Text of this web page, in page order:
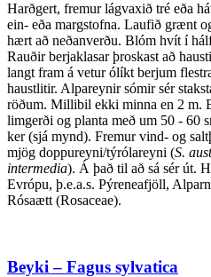
Harðgert, fremur lágvaxið tré eða
ein- eða margstofna. Laufið grænt
hært að neðanverðu. Blóm hvít í
Rauðir berjaklasar þroskast að
langt fram á vetur ólíkt berjum
haustlitir. Alpareynir sómir sér
röðum. Millibil ekki minna en 2 m.
limgerði og planta með um 50 - 60
ker (sjá mynd). Fremur vind- og
mjög doppureyni/týrólareyni (S.
intermedia). Á það til að sá sér út.
Evrópu, þ.e.a.s. Pýreneafjöll,
Rósaætt (Rosaceae).
Beyki – Fagus sylvatica